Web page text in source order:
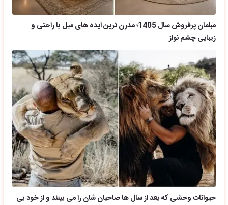
مبلمان پرفروش سال 1405؛ مدرن ترین ایده های مبل با راحتی و
زیبایی چشم نواز
حیوانات وحشی که بعد از سال ها صاحبان شان را می بینند و از خود بی